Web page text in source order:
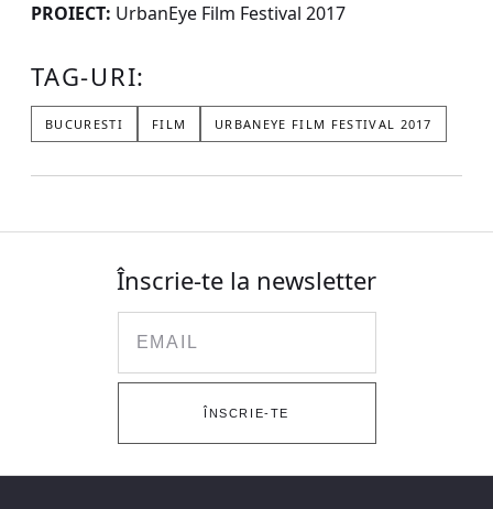
PROIECT: UrbanEye Film Festival 2017
TAG-URI:
BUCURESTI FILM URBANEYE FILM FESTIVAL 2017
Înscrie-te la newsletter
ÎNSCRIE-TE